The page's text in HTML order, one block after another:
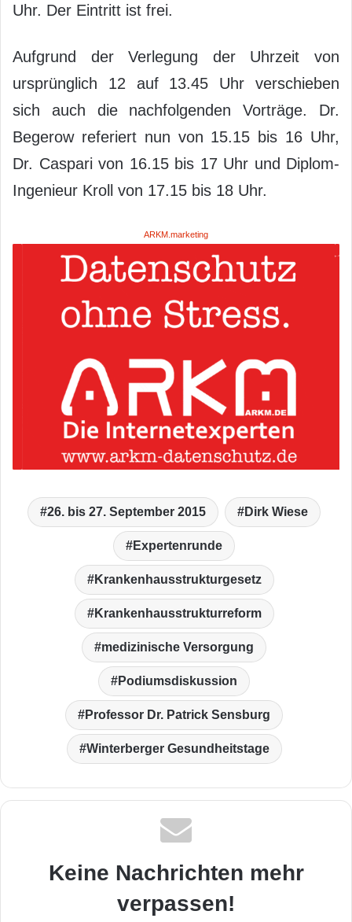
Uhr. Der Eintritt ist frei.
Aufgrund der Verlegung der Uhrzeit von
ursprünglich 12 auf 13.45 Uhr verschieben
sich auch die nachfolgenden Vorträge. Dr.
Begerow referiert nun von 15.15 bis 16 Uhr,
Dr. Caspari von 16.15 bis 17 Uhr und Diplom-
Ingenieur Kroll von 17.15 bis 18 Uhr.
ARKM.marketing
26. bis 27. September 2015 Dirk Wiese
Expertenrunde
Krankenhausstrukturgesetz
Krankenhausstrukturreform
medizinische Versorgung
Podiumsdiskussion
Professor Dr. Patrick Sensburg
Winterberger Gesundheitstage
Keine Nachrichten mehr
verpassen!